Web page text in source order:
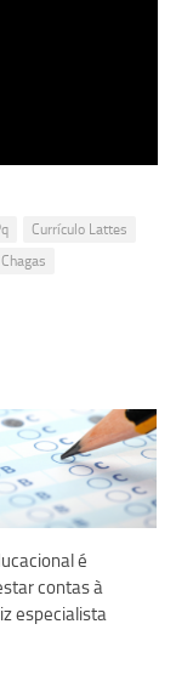
Currículo Lattes
é
contas à
especialista